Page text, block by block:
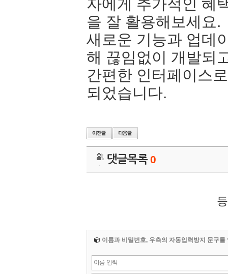
자에게 추가적인 혜
을 잘 활용해보세요.
새로운 기능과 업데
해 끊임없이 개발되
간편한 인터페이스
되었습니다.
댓글목록0
이름과 비밀번호, 우측의 자동입력방지 문구를